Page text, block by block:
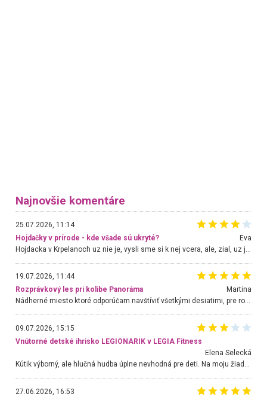
Najnovšie komentáre
25.07.2026, 11:14
Hojdačky v prírode - kde všade sú ukryté?
Eva
19.07.2026, 11:44
Rozprávkový les pri kolibe Panoráma
Martina
Nádherné miesto ktoré odporúčam navštíviť všetkými desiatimi, pre rodiny s deťmi, dôchodcom... Proste a jednoducho ozaj rozprávkový les.. určite ešte prídeme. Odniesli sme si na pamiatku krásne tričká,
09.07.2026, 15:15
Vnútorné detské ihrisko LEGIONARIK v LEGIA Fitness
Elena Selecká
Kútik výborný, ale hlučná hudba úplne nevhodná pre deti. Na moju žiadosť o aspoň sušenie nereagovali.
27.06.2026, 16:53